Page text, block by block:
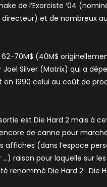
de l’Exorciste ‘04
directeur) et de nombreux
70M$ (40M$
Silver (Matrix) qui a
en 1990 celui au coût de
est Die Hard 2 mais à
de canne pour
affiches (dans l’espace
raison pour laquelle sur
renommé Die Hard 2 : Die